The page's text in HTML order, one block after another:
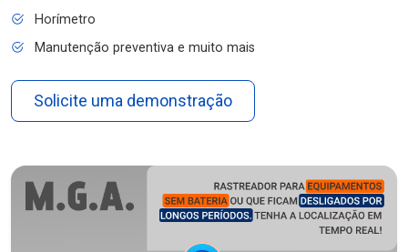
Horímetro
Manutenção preventiva e muito mais
Solicite uma demonstração